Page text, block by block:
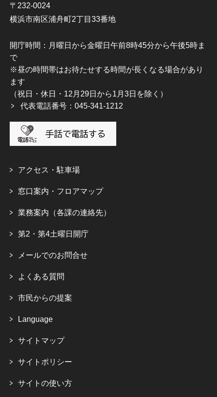
〒232-0024
横浜市南区浦舟町2丁目33番地
開庁時間：月曜日から金曜日午前8時45分から午後5時ま
で
※昼の時間帯はお待たせする時間が長くなる場合があり
ます
（祝日・休日・12月29日から1月3日を除く）
代表電話番号：045-341-1212
アクセス・駐車場
窓口案内・フロアマップ
業務案内（各課の連絡先）
第2・第4土曜日開庁
メールでのお問合せ
よくある質問
市民からの提案
Language
サイトマップ
サイトポリシー
サイトの使い方